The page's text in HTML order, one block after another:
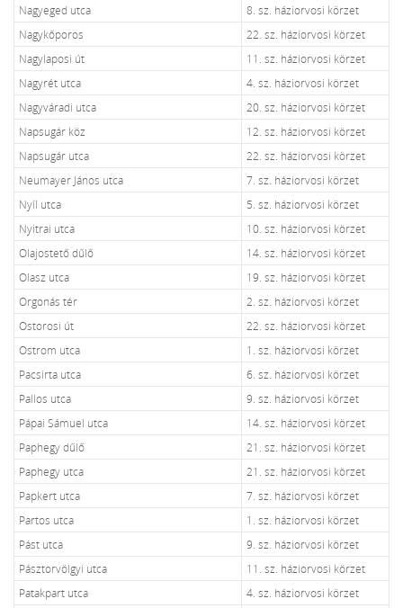
Nagyeged utca
8. sz. háziorvosi körzet
Nagykőporos
22. sz. háziorvosi körzet
Nagylaposi út
11. sz. háziorvosi körzet
Nagyrét utca
4. sz. háziorvosi körzet
Nagyváradi utca
20. sz. háziorvosi körzet
Napsugár köz
12. sz. háziorvosi körzet
Napsugár utca
22. sz. háziorvosi körzet
Neumayer János utca
7. sz. háziorvosi körzet
Nyíl utca
5. sz. háziorvosi körzet
Nyitrai utca
10. sz. háziorvosi körzet
Olajostető dűlő
14. sz. háziorvosi körzet
Olasz utca
19. sz. háziorvosi körzet
Orgonás tér
2. sz. háziorvosi körzet
Ostorosi út
22. sz. háziorvosi körzet
Ostrom utca
1. sz. háziorvosi körzet
Pacsirta utca
6. sz. háziorvosi körzet
Pallos utca
9. sz. háziorvosi körzet
Pápai Sámuel utca
14. sz. háziorvosi körzet
Paphegy dűlő
21. sz. háziorvosi körzet
Paphegy utca
21. sz. háziorvosi körzet
Papkert utca
7. sz. háziorvosi körzet
Partos utca
1. sz. háziorvosi körzet
Pást utca
9. sz. háziorvosi körzet
Pásztorvölgyi utca
11. sz. háziorvosi körzet
Patakpart utca
4. sz. háziorvosi körzet